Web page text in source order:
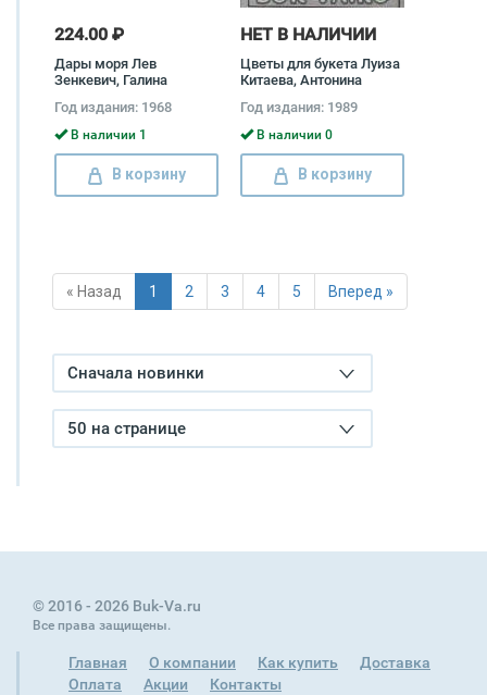
224.00 ₽
Дары моря Лев
Зенкевич, Галина
Михайлов, Рита
Штейман
Год издания: 1968
В наличии 1
В корзину
НЕТ В НАЛИЧИИ
Цветы для букета Луиза
Китаева, Антонина
Дворцова, Татьяна
Цыдендамбаева
Год издания: 1989
В наличии 0
В корзину
« Назад 1 2 3 4 5 Вперед »
Сначала новинки
50 на странице
© 2016 - 2026 Buk-Va.ru
Все права защищены.
Главная О компании Как купить
Доставка
Оплата
Акции Контакты